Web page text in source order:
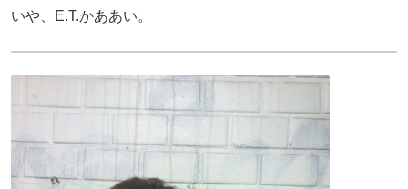
いや、E.T.かああい。